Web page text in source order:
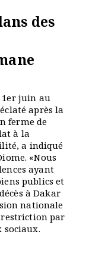
des
1er juin au
après la
ferme de
à la
a indiqué
«Nous
ayant
publics et
à Dakar
nationale
par
sociaux.